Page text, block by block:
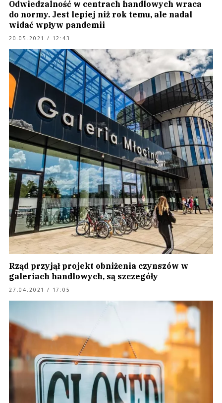
Odwiedzalność w centrach handlowych wraca
do normy. Jest lepiej niż rok temu, ale nadal
widać wpływ pandemii
20.05.2021 / 12:43
Rząd przyjął projekt obniżenia czynszów w
galeriach handlowych, są szczegóły
27.04.2021 / 17:05